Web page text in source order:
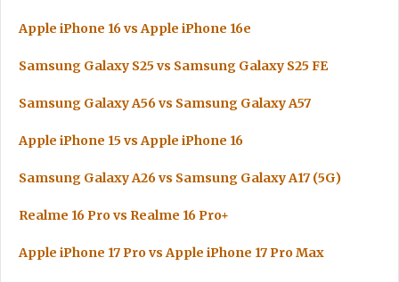
Apple iPhone 16 vs Apple iPhone 16e
Samsung Galaxy S25 vs Samsung Galaxy S25 FE
Samsung Galaxy A56 vs Samsung Galaxy A57
Apple iPhone 15 vs Apple iPhone 16
Samsung Galaxy A26 vs Samsung Galaxy A17 (5G)
Realme 16 Pro vs Realme 16 Pro+
Apple iPhone 17 Pro vs Apple iPhone 17 Pro Max